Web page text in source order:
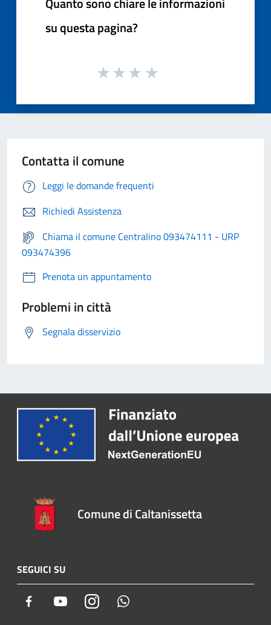
su questa pagina?
Contatta il comune
Leggi le domande frequenti
Richiedi Assistenza
Chiama il comune Centralino 093474111 - URP
093474396
Prenota un appuntamento
Problemi in città
Segnala disservizio
Comune di Caltanissetta
SEGUICI SU
Facebook YoutubeInstagram